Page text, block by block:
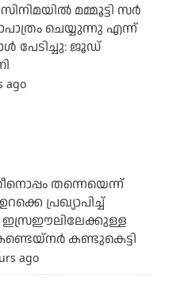
മമ്മൂട്ടി സർ
ചെയ്യുന്നു എന്ന്
പേടിച്ചു: ജൂഡ്
ago
തന്നെയെന്ന്
പ്രഖ്യാപിച്ച്
ഇസ്രഈലിലേക്കുള്ള
കണ്ടുകെട്ടി
ago